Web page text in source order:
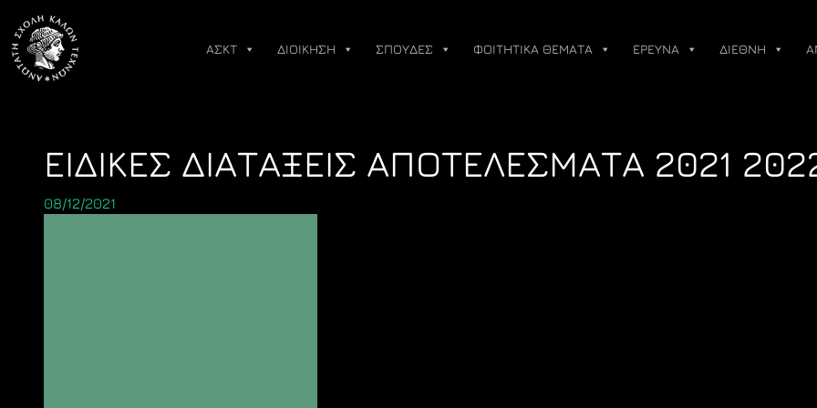
content
ΑΣΚΤ ΔΙΟΙΚΗΣΗ ΣΠΟΥΔΕΣ ΦΟΙΤΗΤΙΚΑ ΘΕΜΑΤΑ ΕΡΕΥΝΑ ΔΙΕΘΝΗ
ΕΙΔΙΚΕΣ ΔΙΑΤΑΞΕΙΣ ΑΠΟΤΕΛΕΣΜΑΤΑ 2021
08/12/2021